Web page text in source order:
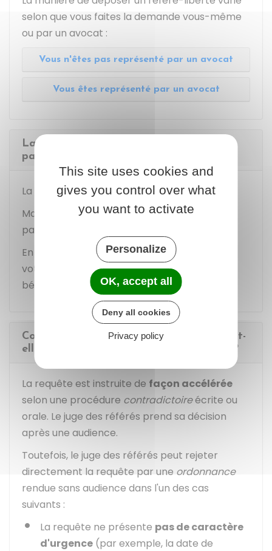
selon que vous faites la demande vous-même
ou par un avocat :
Vous n'êtes pas représenté par un avocat
Vous êtes représenté par un avocat
La procédure de référé-liberté est-elle
payante ?
La procédure estgratuite.
Mais si vous prenez un avocat, vous devez
payer ses honoraires.
En fonction de vos revenus et de la valeur de
votre patrimoine, vous pouvez peut-être
bénéficier de
l'aide juridictionnelle
Comment la demande de référé-liberté est-
elle traitée par le tribunal administratif ?
La requête est instruite de façon accélérée
selon une procédure contradictoireécrite ou
orale. Le juge des référés prend sa décision
après une audience.
Toutefois, le juge des référés peut rejeter
directement la requête par une ordonnance
rendue sans audience dans l'un des cas
suivants :
La requête ne présente pas de caractère
d'urgence (par exemple, la date de
This site uses cookies and
gives you control over what
you want to activate
Personalize
OK, accept all
Deny all cookies
Privacy policy